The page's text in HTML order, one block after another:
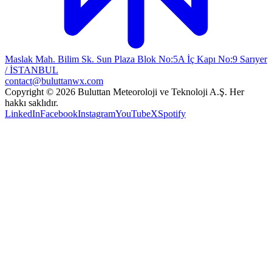
Maslak Mah. Bilim Sk. Sun Plaza Blok No:5A İç Kapı No:9 Sarıyer
/ İSTANBUL
contact@buluttanwx.com
Copyright © 2026 Buluttan Meteoroloji ve Teknoloji A.Ş. Her
hakkı saklıdır.
LinkedInFacebookInstagramYouTubeXSpotify